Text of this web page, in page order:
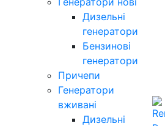
Дизельні
генератори
Бензинові
генератори
Причепи
Генератори
вживані
Дизельні